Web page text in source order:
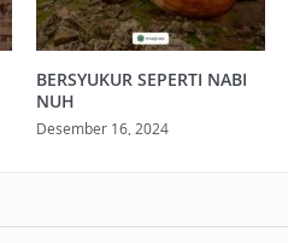
BERSYUKUR SEPERTI NABI
NUH
Desember 16, 2024